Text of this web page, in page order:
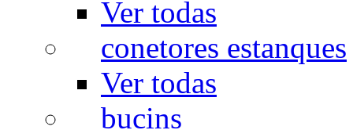
Ver todas
conetores estanques
Ver todas
bucins